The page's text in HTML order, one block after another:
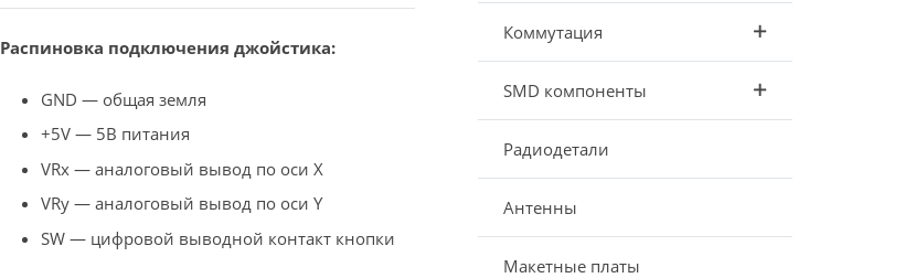
Распиновка подключения джойстика:
GND — общая земля
+5V — 5В питания
VRx — аналоговый вывод по оси X
VRy — аналоговый вывод по оси Y
SW — цифровой выводной контакт кнопки
Коммутация
SMD компоненты
Радиодетали
Антенны
Макетные платы